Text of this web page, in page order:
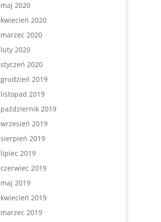
maj 2020
kwiecień 2020
marzec 2020
luty 2020
styczeń 2020
grudzień 2019
listopad 2019
październik 2019
wrzesień 2019
sierpień 2019
lipiec 2019
czerwiec 2019
maj 2019
kwiecień 2019
marzec 2019